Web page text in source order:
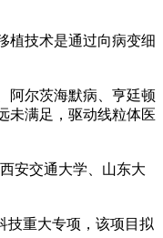
植技术是通过向病变细
阿尔茨海默病、亨廷顿
未满足，驱动线粒体医
安交通大学、山东大
重大专项，该项目拟